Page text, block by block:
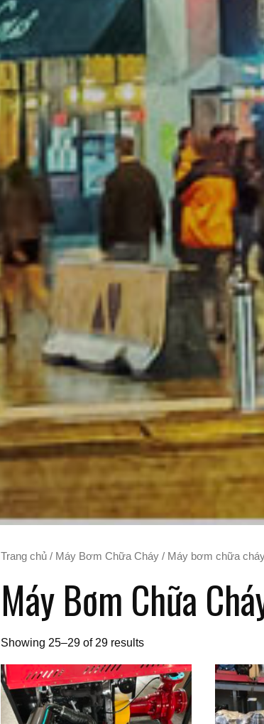
Trang chủ / Máy Bơm Chữa Cháy / Máy bơm chữa
Máy Bơm Chữa
Showing 25–29 of 29 results